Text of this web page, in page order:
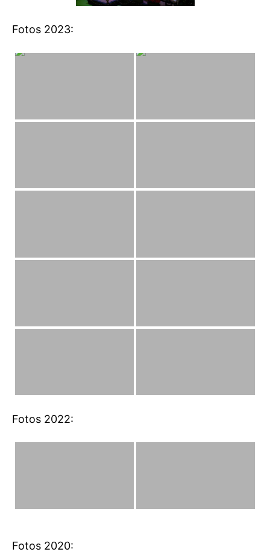
Fotos 2023:
Fotos 2022:
Fotos 2020: